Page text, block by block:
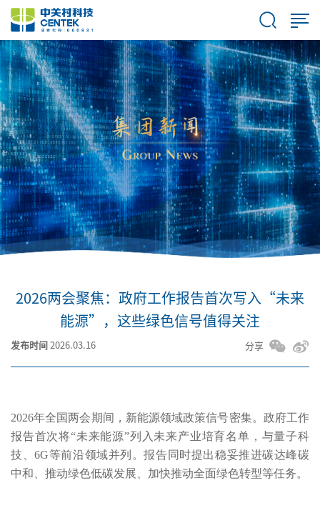
2026两会聚焦：政府工作报告首次写入“未来
能源”，这些绿色信号值得关注
发布时间 2026.03.16 分享
2026年全国两会期间，新能源领域政策信号密集。政府工作
报告首次将“未来能源”列入未来产业培育名单，与量子科
技、6G等前沿领域并列。报告同时提出稳妥推进碳达峰碳
中和、推动绿色低碳发展、加快推动全面绿色转型等任务。